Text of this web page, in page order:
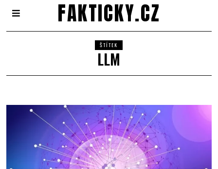
FAKTICKY.CZ
ŠTÍTEK
LLM